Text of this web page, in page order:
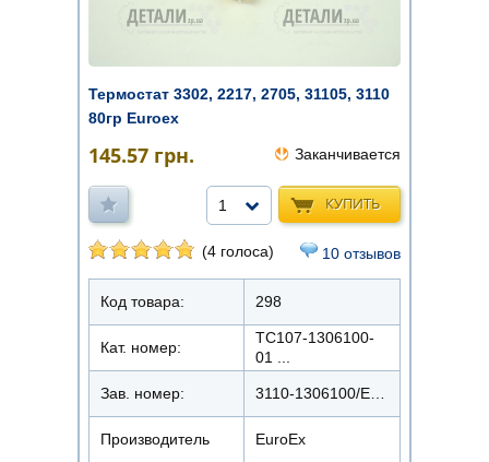
Термостат 3302, 2217, 2705, 31105, 3110
80гр Euroex
145.57 грн. Заканчивается
КУПИТЬ
1
(4 голоса) 10 отзывов
Код товара: 298
Кат. номер:
ТС107-1306100-
01 ...
Зав. номер:
Производитель EuroEx